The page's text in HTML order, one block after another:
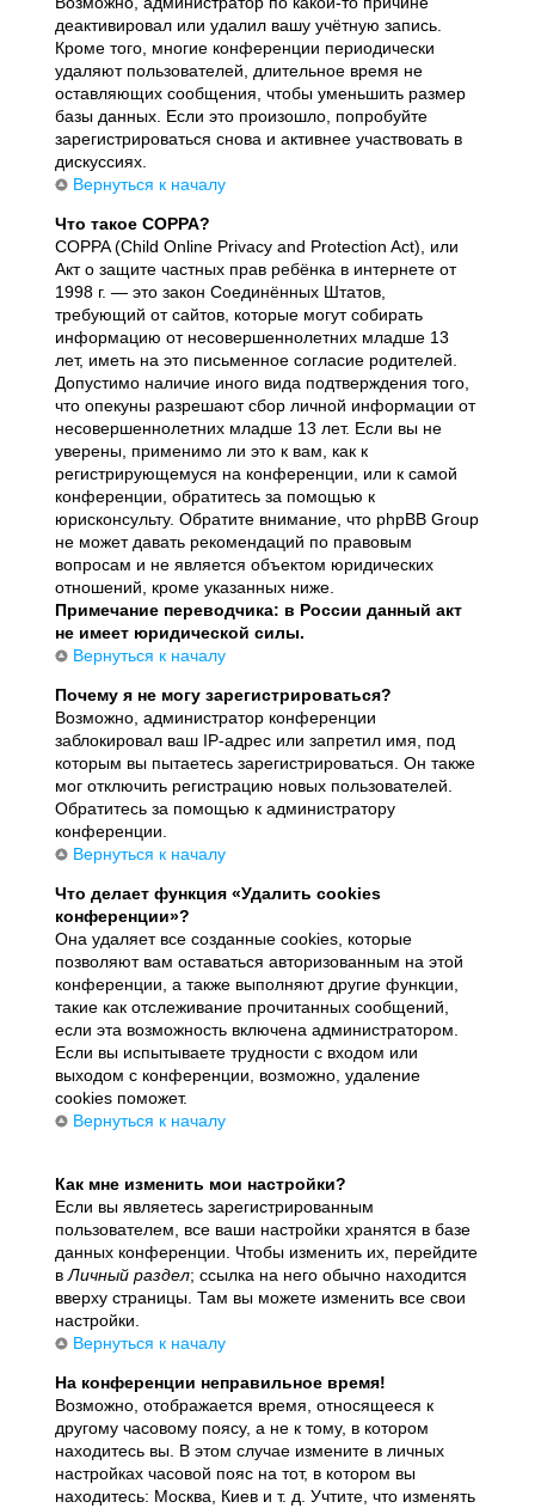
деактивировал или удалил вашу учётную запись.
Кроме того, многие конференции периодически
удаляют пользователей, длительное время не
оставляющих сообщения, чтобы уменьшить размер
базы данных. Если это произошло, попробуйте
зарегистрироваться снова и активнее участвовать в
дискуссиях.
Вернуться к началу
Что такое COPPA?
COPPA (Child Online Privacy and Protection Act), или
Акт о защите частных прав ребёнка в интернете от
1998 г. — это закон Соединённых Штатов,
требующий от сайтов, которые могут собирать
информацию от несовершеннолетних младше 13
лет, иметь на это письменное согласие родителей.
Допустимо наличие иного вида подтверждения того,
что опекуны разрешают сбор личной информации от
несовершеннолетних младше 13 лет. Если вы не
уверены, применимо ли это к вам, как к
регистрирующемуся на конференции, или к самой
конференции, обратитесь за помощью к
юрисконсульту. Обратите внимание, что phpBB Group
не может давать рекомендаций по правовым
вопросам и не является объектом юридических
отношений, кроме указанных ниже.
Примечание переводчика: в России данный акт
не имеет юридической силы.
Вернуться к началу
Почему я не могу зарегистрироваться?
Возможно, администратор конференции
заблокировал ваш IP-адрес или запретил имя, под
которым вы пытаетесь зарегистрироваться. Он также
мог отключить регистрацию новых пользователей.
Обратитесь за помощью к администратору
конференции.
Вернуться к началу
Что делает функция «Удалить cookies
конференции»?
Она удаляет все созданные cookies, которые
позволяют вам оставаться авторизованным на этой
конференции, а также выполняют другие функции,
такие как отслеживание прочитанных сообщений,
если эта возможность включена администратором.
Если вы испытываете трудности с входом или
выходом с конференции, возможно, удаление
cookies поможет.
Вернуться к началу
Как мне изменить мои настройки?
Если вы являетесь зарегистрированным
пользователем, все ваши настройки хранятся в базе
данных конференции. Чтобы изменить их, перейдите
вЛичный раздел; ссылка на него обычно находится
вверху страницы. Там вы можете изменить все свои
настройки.
Вернуться к началу
На конференции неправильное время!
Возможно, отображается время, относящееся к
другому часовому поясу, а не к тому, в котором
находитесь вы. В этом случае измените в личных
настройках часовой пояс на тот, в котором вы
находитесь: Москва, Киев и т. д. Учтите, что изменять